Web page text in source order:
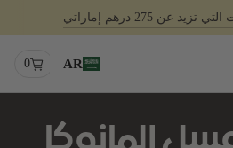
275 درهم إماراتي
AR
0
المانوكا